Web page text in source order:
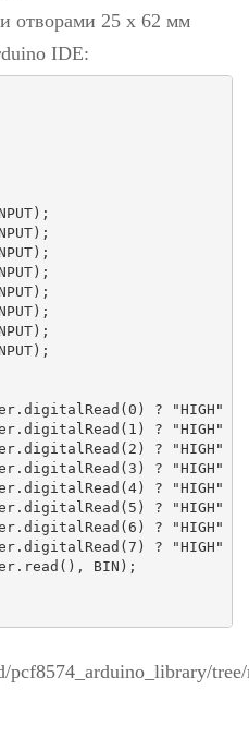
отворами 25 х 62 мм
IDE:
? "HIGH" :
? "HIGH" :
? "HIGH" :
? "HIGH" :
? "HIGH" :
? "HIGH" :
? "HIGH" :
? "HIGH" :
BIN);
tree/